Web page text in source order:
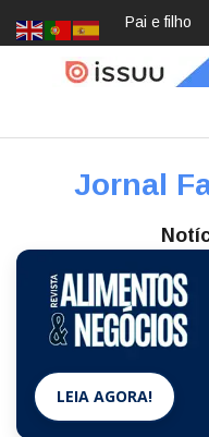
Pai e filho
Jornal
LEIA AGORA!